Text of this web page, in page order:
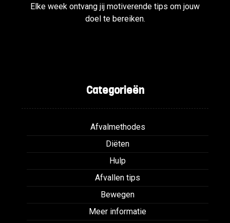
Elke week ontvang jij motiverende tips om jouw
doel te bereiken.
Categorieën
Afvalmethodes
Diëten
Hulp
Afvallen tips
Bewegen
Meer informatie